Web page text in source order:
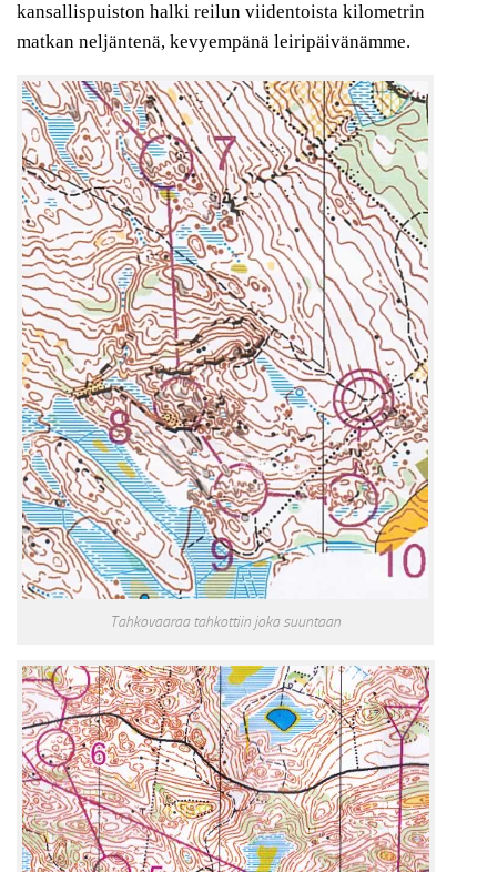
kansallispuiston halki reilun viidentoista kilometrin
matkan neljäntenä, kevyempänä leiripäivänämme.
Tahkovaaraa tahkottiin joka suuntaan